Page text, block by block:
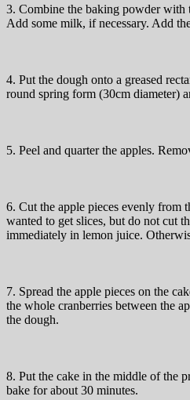
3. Combine the baking powder
Add some milk, if necessary. Add
4. Put the dough onto a greased
round spring form (30cm diameter)
5. Peel and quarter the apples.
6. Cut the apple pieces evenly from
wanted to get slices, but do not cut
immediately in lemon juice.
7. Spread the apple pieces on the
the whole cranberries between the
the dough.
8. Put the cake in the middle of the
bake for about 30 minutes.